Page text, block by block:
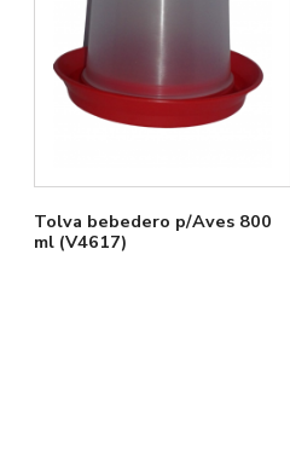
Tolva bebedero p/Aves 800
ml (V4617)